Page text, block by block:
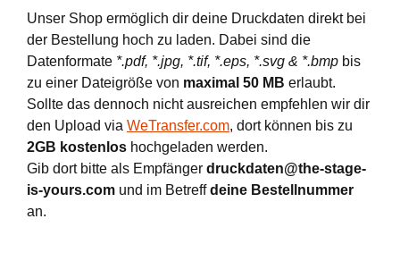
Unser Shop ermöglich dir deine Druckdaten direkt bei
der Bestellung hoch zu laden. Dabei sind die
Datenformate *.pdf, *.jpg, *.tif, *.eps, *.svg & *.bmp bis
zu einer Dateigröße von maximal 50 MB erlaubt.
Sollte das dennoch nicht ausreichen empfehlen wir dir
den Upload via WeTransfer.com, dort können bis zu
2GB kostenlos hochgeladen werden.
Gib dort bitte als Empfänger druckdaten@the-stage-
is-yours.com und im Betreffdeine Bestellnummer
an.